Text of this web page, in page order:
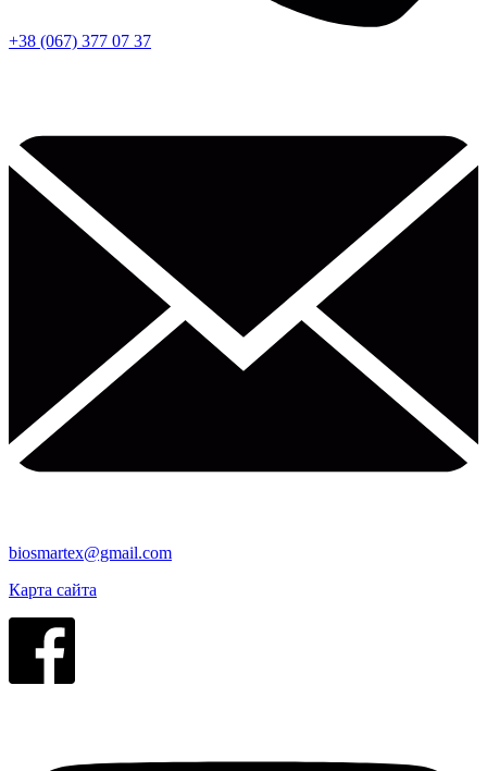
+38 (067) 377 07 37
biosmartex@gmail.com
Карта сайта